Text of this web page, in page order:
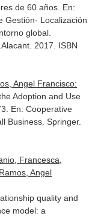
de 60 años. En:
Gestión- Localización
global.
2017. ISBN
Angel Francisco:
Adoption and Use
En: Cooperative
Business. Springer.
Francesca,
Angel
quality and
model: a